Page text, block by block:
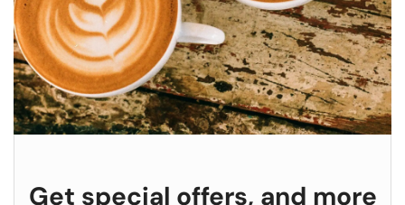
Get special offers, and more